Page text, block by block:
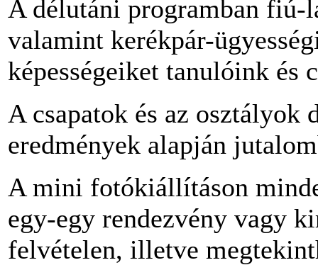
A délutáni programban fiú-
valamint kerékpár-
képességeiket tanulóink és
A csapatok és az osztályok
eredmények alapján
A mini fotókiállításon
egy-egy rendezvény vagy
felvételen, illetve